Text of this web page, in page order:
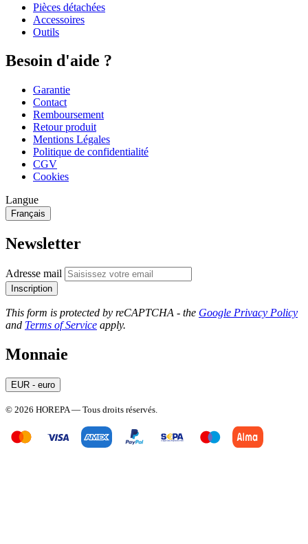
Pièces détachées
Accessoires
Outils
Besoin d'aide ?
Garantie
Contact
Remboursement
Retour produit
Mentions Légales
Politique de confidentialité
CGV
Cookies
Langue
Français
Newsletter
Adresse mail
Inscription
This form is protected by reCAPTCHA - the Google Privacy Policy
and Terms of Service apply.
Monnaie
EUR - euro
© 2026 HOREPA — Tous droits réservés.